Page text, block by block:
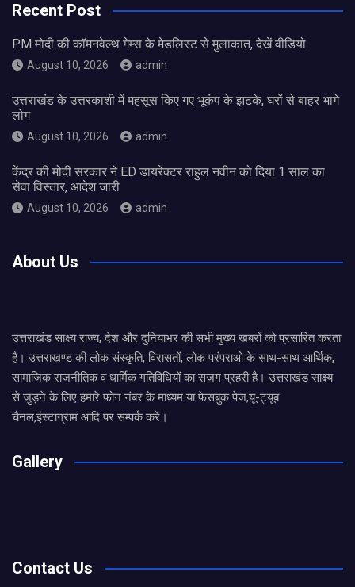
Recent Post
PM मोदी की कॉमनवेल्थ गेम्स के मेडलिस्ट से मुलाकात, देखें वीडियो
August 10, 2026 admin
उत्तराखंड के उत्तरकाशी में महसूस किए गए भूकंप के झटके, घरों से बाहर भागे
लोग
August 10, 2026 admin
केंद्र की मोदी सरकार ने ED डायरेक्टर राहुल नवीन को दिया 1 साल का
सेवा विस्तार, आदेश जारी
August 10, 2026 admin
About Us
उत्तराखंड साक्ष्य राज्य, देश और दुनियाभर की सभी मुख्य खबरों को प्रसारित करता
है। उत्तराखण्ड की लोक संस्कृति, विरासतों, लोक परंपराओ के साथ-साथ आर्थिक,
सामाजिक राजनीतिक व धार्मिक गतिविधियों का सजग प्रहरी है। उत्तराखंड साक्ष्य
से जुड़ने के लिए हमारे फोन नंबर के माध्यम या फेसबुक पेज,यू-ट्यूब
चैनल,इंस्टाग्राम आदि पर सम्पर्क करे।
Gallery
Contact Us